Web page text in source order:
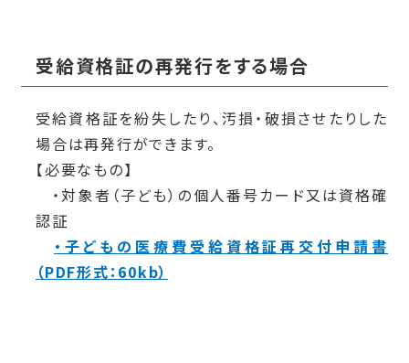
受給資格証の再発行をする場合
受給資格証を紛失したり、汚損・破損させたりした
場合は再発行ができます。
【必要なもの】
・対象者（子ども）の個人番号カード又は資格確
認証
・子どもの医療費受給資格証再交付申請書
（PDF形式：60kb）